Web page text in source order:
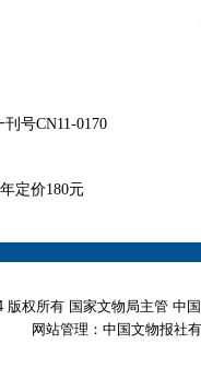
号CN11-0170
定价180元
版权所有 国家文物局主管
网站管理：中国文物报社